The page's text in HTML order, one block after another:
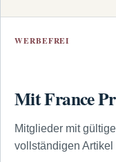
WERBEFREI
Mit France
Mitglieder mit
vollständigen